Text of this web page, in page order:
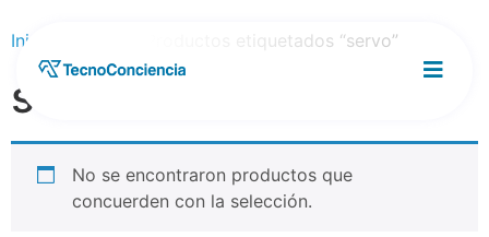
Inicio / Productos etiquetados “servo”
servo
No se encontraron productos que
concuerden con la selección.